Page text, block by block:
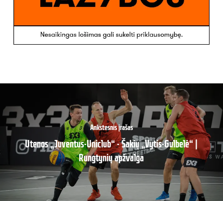
Ankstesnis įrašas
Utenos „Juventus-Uniclub“ - Šakių „Vytis-Gulbelė“ |
Rungtynių apžvalga